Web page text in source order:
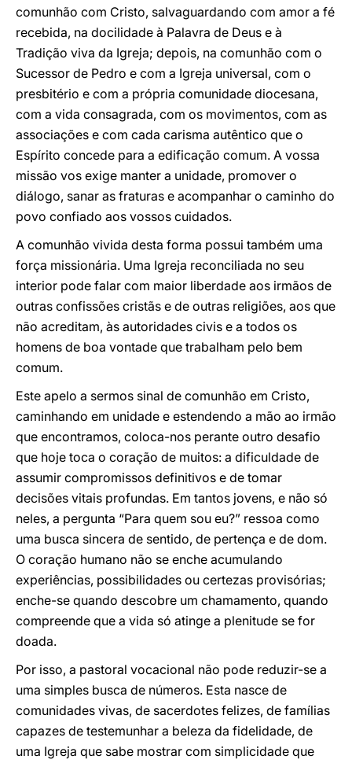
comunhão com Cristo, salvaguardando com amor a fé
recebida, na docilidade à Palavra de Deus e à
Tradição viva da Igreja; depois, na comunhão com o
Sucessor de Pedro e com a Igreja universal, com o
presbitério e com a própria comunidade diocesana,
com a vida consagrada, com os movimentos, com as
associações e com cada carisma autêntico que o
Espírito concede para a edificação comum. A vossa
missão vos exige manter a unidade, promover o
diálogo, sanar as fraturas e acompanhar o caminho do
povo confiado aos vossos cuidados.
A comunhão vivida desta forma possui também uma
força missionária. Uma Igreja reconciliada no seu
interior pode falar com maior liberdade aos irmãos de
outras confissões cristãs e de outras religiões, aos que
não acreditam, às autoridades civis e a todos os
homens de boa vontade que trabalham pelo bem
comum.
Este apelo a sermos sinal de comunhão em Cristo,
caminhando em unidade e estendendo a mão ao irmão
que encontramos, coloca-nos perante outro desafio
que hoje toca o coração de muitos: a dificuldade de
assumir compromissos definitivos e de tomar
decisões vitais profundas. Em tantos jovens, e não só
neles, a pergunta “Para quem sou eu?” ressoa como
uma busca sincera de sentido, de pertença e de dom.
O coração humano não se enche acumulando
experiências, possibilidades ou certezas provisórias;
enche-se quando descobre um chamamento, quando
compreende que a vida só atinge a plenitude se for
doada.
Por isso, a pastoral vocacional não pode reduzir-se a
uma simples busca de números. Esta nasce de
comunidades vivas, de sacerdotes felizes, de famílias
capazes de testemunhar a beleza da fidelidade, de
uma Igreja que sabe mostrar com simplicidade que